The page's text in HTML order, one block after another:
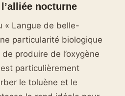
nocturne
« Langue de belle-
particularité biologique
produire de l’oxygène
particulièrement
le toluène et le